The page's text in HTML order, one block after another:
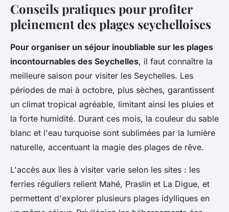
Conseils pratiques pour profiter
pleinement des plages seychelloises
Pour organiser un séjour inoubliable sur les plages
incontournables des Seychelles, il faut connaître la
meilleure saison pour visiter les Seychelles. Les
périodes de mai à octobre, plus sèches, garantissent
un climat tropical agréable, limitant ainsi les pluies et
la forte humidité. Durant ces mois, la couleur du sable
blanc et l'eau turquoise sont sublimées par la lumière
naturelle, accentuant la magie des plages de rêve.
L'accès aux îles à visiter varie selon les sites : les
ferries réguliers relient Mahé, Praslin et La Digue, et
permettent d'explorer plusieurs plages idylliques en